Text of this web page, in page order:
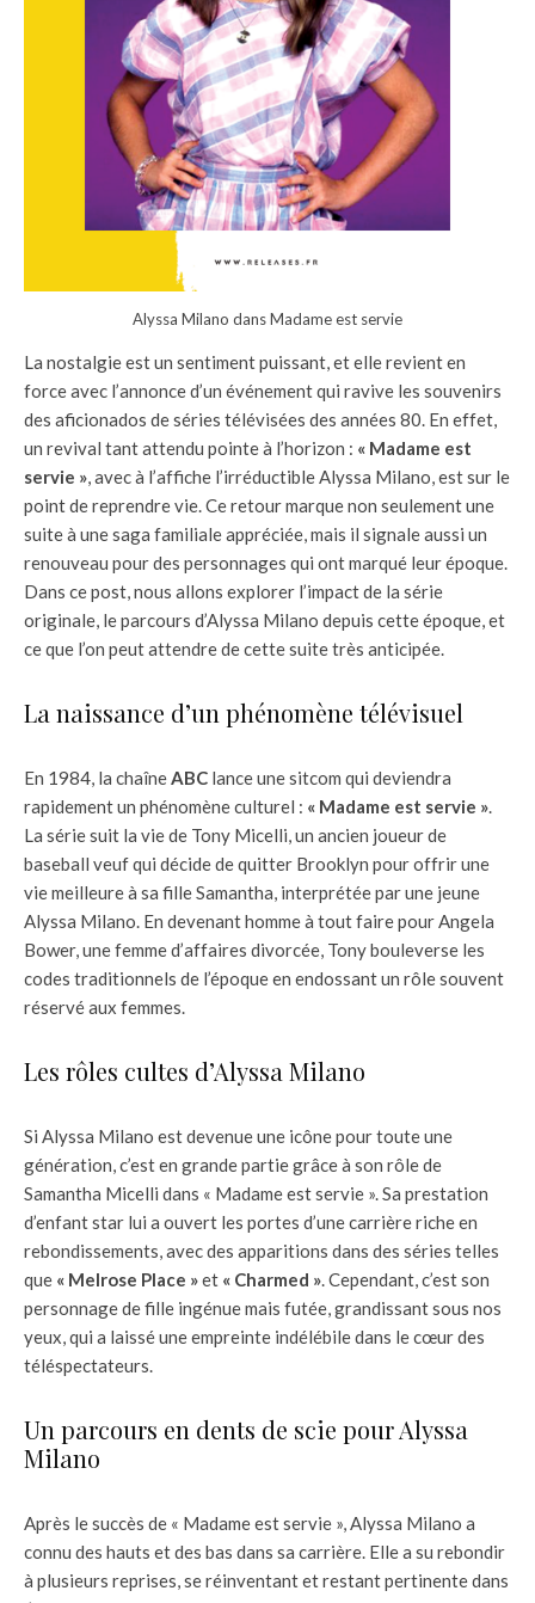
Alyssa Milano dans Madame est servie
La nostalgie est un sentiment puissant, et elle revient en
force avec l’annonce d’un événement qui ravive les souvenirs
des aficionados de séries télévisées des années 80. En effet,
un revival tant attendu pointe à l’horizon : « Madame est
servie », avec à l’affiche l’irréductible Alyssa Milano, est sur le
point de reprendre vie. Ce retour marque non seulement une
suite à une saga familiale appréciée, mais il signale aussi un
renouveau pour des personnages qui ont marqué leur époque.
Dans ce post, nous allons explorer l’impact de la série
originale, le parcours d’Alyssa Milano depuis cette époque, et
ce que l’on peut attendre de cette suite très anticipée.
La naissance d’un phénomène télévisuel
En 1984, la chaîneABC lance une sitcom qui deviendra
rapidement un phénomène culturel : « Madame est servie ».
La série suit la vie de Tony Micelli, un ancien joueur de
baseball veuf qui décide de quitter Brooklyn pour offrir une
vie meilleure à sa fille Samantha, interprétée par une jeune
Alyssa Milano. En devenant homme à tout faire pour Angela
Bower, une femme d’affaires divorcée, Tony bouleverse les
codes traditionnels de l’époque en endossant un rôle souvent
réservé aux femmes.
Les rôles cultes d’Alyssa Milano
Si Alyssa Milano est devenue une icône pour toute une
génération, c’est en grande partie grâce à son rôle de
Samantha Micelli dans « Madame est servie ». Sa prestation
d’enfant star lui a ouvert les portes d’une carrière riche en
rebondissements, avec des apparitions dans des séries telles
que « Melrose Place »et « Charmed ». Cependant, c’est son
personnage de fille ingénue mais futée, grandissant sous nos
yeux, qui a laissé une empreinte indélébile dans le cœur des
téléspectateurs.
Un parcours en dents de scie pour Alyssa
Milano
Après le succès de « Madame est servie », Alyssa Milano a
connu des hauts et des bas dans sa carrière. Elle a su rebondir
à plusieurs reprises, se réinventant et restant pertinente dans